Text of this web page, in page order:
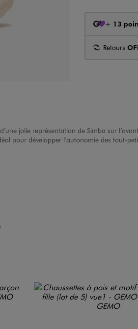
+ 13
Retours
jolie représentation de Simba sur
pour développer l’autonomie des tout-